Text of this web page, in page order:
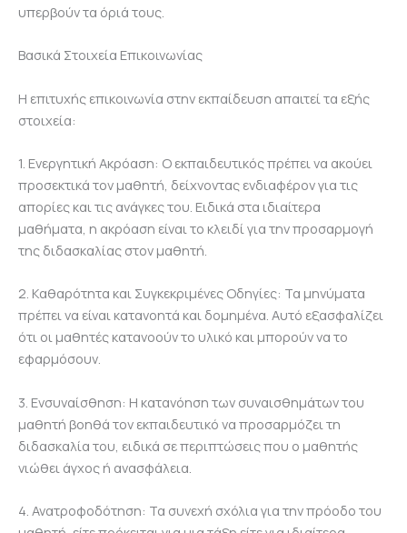
υπερβούν τα όριά τους.
Βασικά Στοιχεία Επικοινωνίας
Η επιτυχής επικοινωνία στην εκπαίδευση απαιτεί τα εξής
στοιχεία:
1. Ενεργητική Ακρόαση: Ο εκπαιδευτικός πρέπει να ακούει
προσεκτικά τον μαθητή, δείχνοντας ενδιαφέρον για τις
απορίες και τις ανάγκες του. Ειδικά στα ιδιαίτερα
μαθήματα, η ακρόαση είναι το κλειδί για την προσαρμογή
της διδασκαλίας στον μαθητή.
2. Καθαρότητα και Συγκεκριμένες Οδηγίες: Τα μηνύματα
πρέπει να είναι κατανοητά και δομημένα. Αυτό εξασφαλίζει
ότι οι μαθητές κατανοούν το υλικό και μπορούν να το
εφαρμόσουν.
3. Ενσυναίσθηση: Η κατανόηση των συναισθημάτων του
μαθητή βοηθά τον εκπαιδευτικό να προσαρμόζει τη
διδασκαλία του, ειδικά σε περιπτώσεις που ο μαθητής
νιώθει άγχος ή ανασφάλεια.
4. Ανατροφοδότηση: Τα συνεχή σχόλια για την πρόοδο του